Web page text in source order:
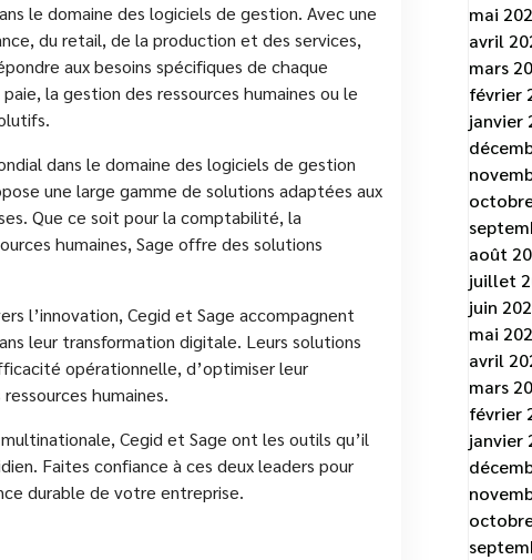
le domaine des logiciels de gestion. Avec une
du retail, de la production et des services,
aux besoins spécifiques de chaque
la gestion des ressources humaines ou le
dans le domaine des logiciels de gestion
une large gamme de solutions adaptées aux
Que ce soit pour la comptabilité, la
humaines, Sage offre des solutions
l’innovation, Cegid et Sage accompagnent
leur transformation digitale. Leurs solutions
opérationnelle, d’optimiser leur
humaines.
Cegid et Sage ont les outils qu’il
Faites confiance à ces deux leaders pour
durable de votre entreprise.
mai
avril
mars
février
janvier
août
juillet
juin
mai
avril
mars
février
janvier